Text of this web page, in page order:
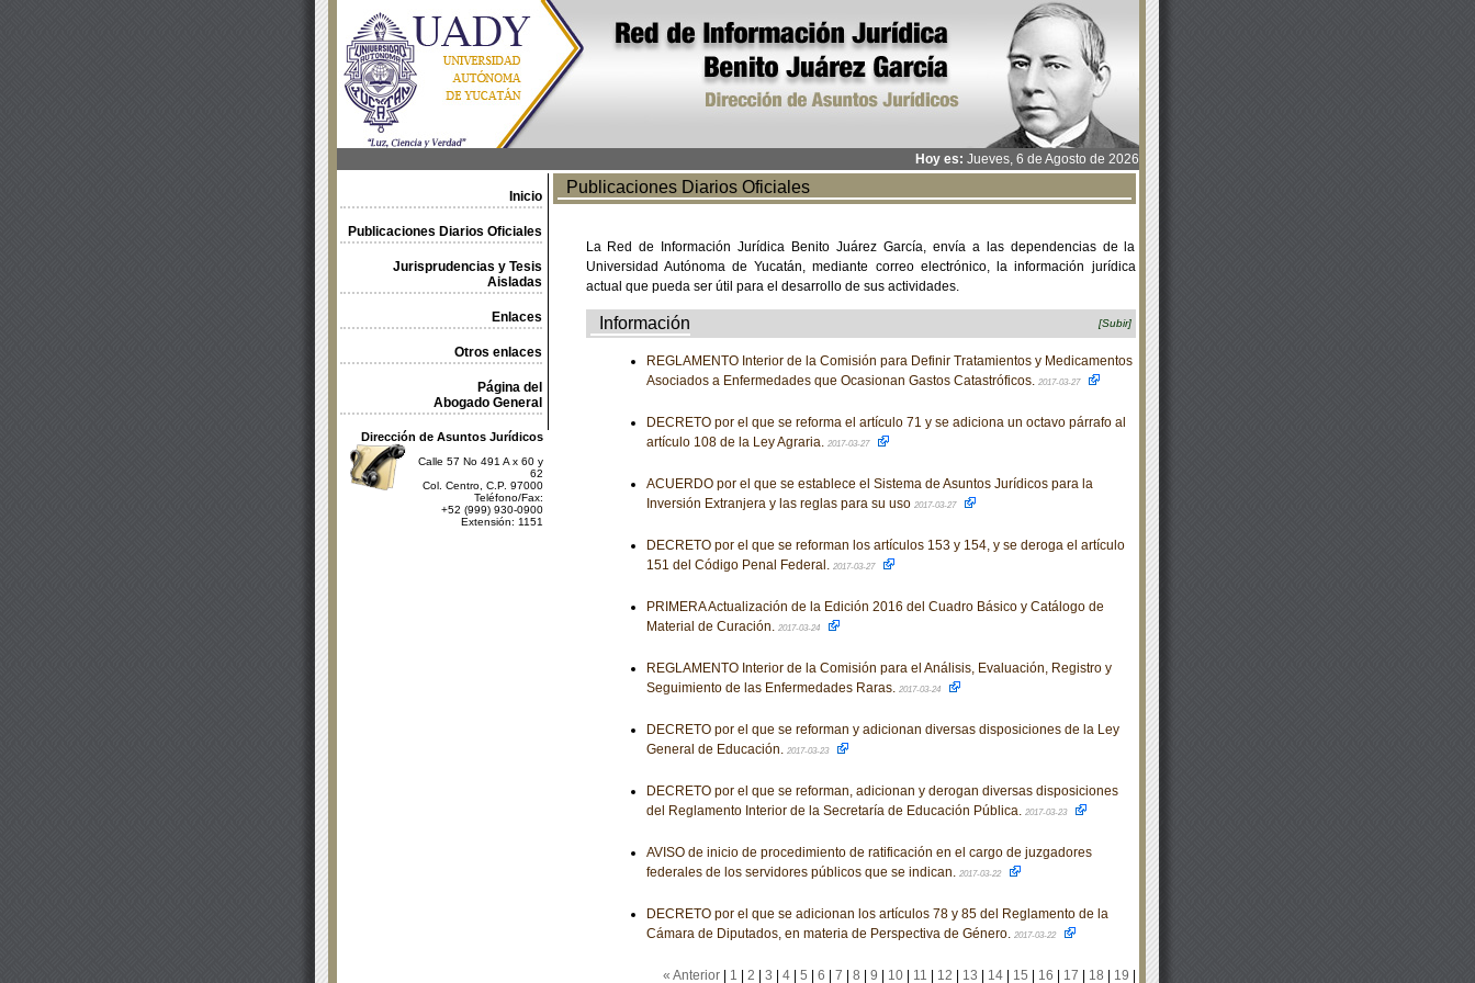
Hoy es: Jueves, 6 de Agosto de 2026
Inicio
Publicaciones Diarios Oficiales
Jurisprudencias y Tesis
Aisladas
Enlaces
Otros enlaces
Página del
Abogado General
Dirección de Asuntos Jurídicos
Calle 57 No 491 A x 60 y
62
Col. Centro, C.P. 97000
Teléfono/Fax:
+52 (999) 930-0900
Extensión: 1151
Publicaciones Diarios Oficiales
La Red de Información Jurídica Benito Juárez García, envía a las dependencias de la
Universidad Autónoma de Yucatán, mediante correo electrónico, la información jurídica
actual que pueda ser útil para el desarrollo de sus actividades.
Información [Subir]
REGLAMENTO Interior de la Comisión para Definir Tratamientos y Medicamentos
Asociados a Enfermedades que Ocasionan Gastos Catastróficos. 2017-03-27
DECRETO por el que se reforma el artículo 71 y se adiciona un octavo párrafo al
artículo 108 de la Ley Agraria. 2017-03-27
ACUERDO por el que se establece el Sistema de Asuntos Jurídicos para la
Inversión Extranjera y las reglas para su uso 2017-03-27
DECRETO por el que se reforman los artículos 153 y 154, y se deroga el artículo
151 del Código Penal Federal. 2017-03-27
PRIMERA Actualización de la Edición 2016 del Cuadro Básico y Catálogo de
Material de Curación. 2017-03-24
REGLAMENTO Interior de la Comisión para el Análisis, Evaluación, Registro y
Seguimiento de las Enfermedades Raras. 2017-03-24
DECRETO por el que se reforman y adicionan diversas disposiciones de la Ley
General de Educación. 2017-03-23
DECRETO por el que se reforman, adicionan y derogan diversas disposiciones
del Reglamento Interior de la Secretaría de Educación Pública. 2017-03-23
AVISO de inicio de procedimiento de ratificación en el cargo de juzgadores
federales de los servidores públicos que se indican. 2017-03-22
DECRETO por el que se adicionan los artículos 78 y 85 del Reglamento de la
Cámara de Diputados, en materia de Perspectiva de Género. 2017-03-22
« Anterior| 1 2 3 4| 5 6 7 8 9 10| 11 12 13 14| 15 16 17 18 19